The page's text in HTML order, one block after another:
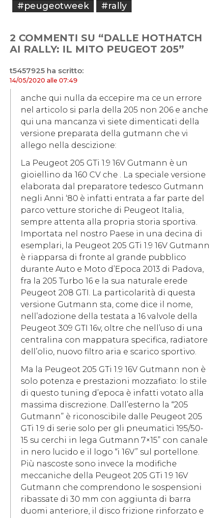
#peugeotweek
#rally
2 COMMENTI SU “DALLE HOTHATCH
AI RALLY: IL MITO PEUGEOT 205”
t5457925 ha scritto:
14/05/2020 alle 07:49
anche qui nulla da eccepire ma ce un errore
nel articolo si parla della 205 non 206 e anche
qui una mancanza vi siete dimenticati della
versione preparata della gutmann che vi
allego nella descizione:
La Peugeot 205 GTi 1.9 16V Gutmann è un
gioiellino da 160 CV che . La speciale versione
elaborata dal preparatore tedesco Gutmann
negli Anni ‘80 è infatti entrata a far parte del
parco vetture storiche di Peugeot Italia,
sempre attenta alla propria storia sportiva.
Importata nel nostro Paese in una decina di
esemplari, la Peugeot 205 GTi 1.9 16V Gutmann
è riapparsa di fronte al grande pubblico
durante Auto e Moto d’Epoca 2013 di Padova,
fra la 205 Turbo 16 e la sua naturale erede
Peugeot 208 GTI. La particolarità di questa
versione Gutmann sta, come dice il nome,
nell’adozione della testata a 16 valvole della
Peugeot 309 GTI 16v, oltre che nell’uso di una
centralina con mappatura specifica, radiatore
dell’olio, nuovo filtro aria e scarico sportivo.
Ma la Peugeot 205 GTi 1.9 16V Gutmann non è
solo potenza e prestazioni mozzafiato: lo stile
di questo tuning d’epoca è infatti votato alla
massima discrezione. Dall’esterno la “205
Gutmann” è riconoscibile dalle Peugeot 205
GTi 1.9 di serie solo per gli pneumatici 195/50-
15 su cerchi in lega Gutmann 7×15” con canale
in nero lucido e il logo “i 16V” sul portellone.
Più nascoste sono invece la modifiche
meccaniche della Peugeot 205 GTi 1.9 16V
Gutmann che comprendono le sospensioni
ribassate di 30 mm con aggiunta di barra
duomi anteriore, il disco frizione rinforzato e